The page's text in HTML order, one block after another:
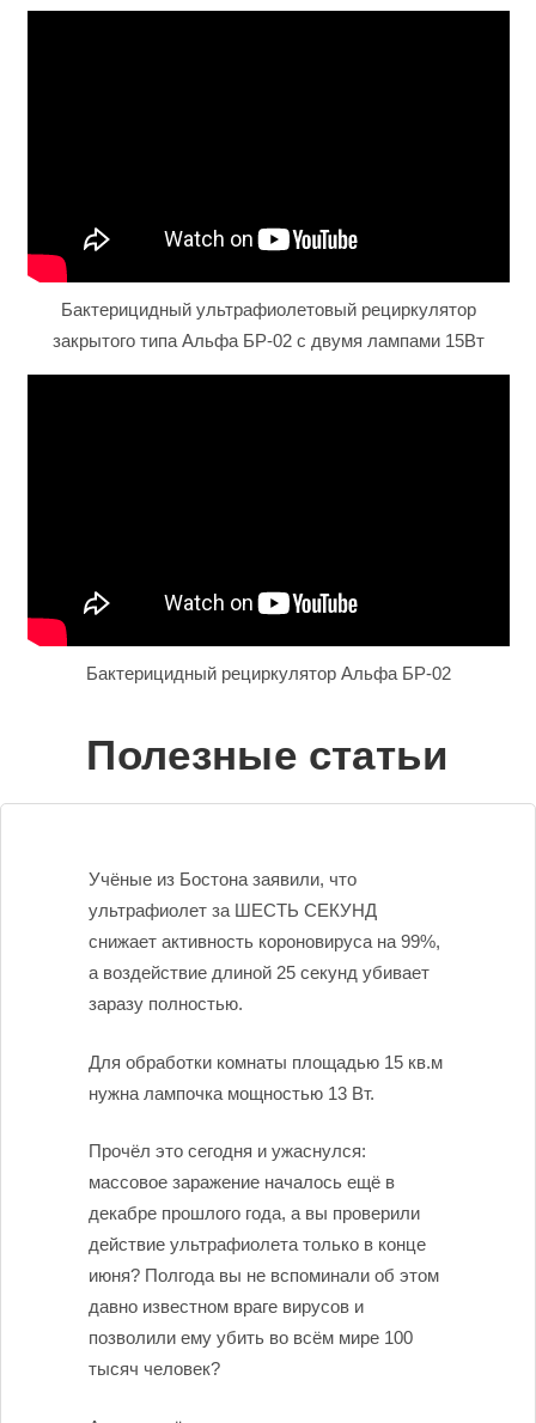
Бактерицидный ультрафиолетовый рециркулятор
закрытого типа Альфа БР-02 с двумя лампами 15Вт
Бактерицидный рециркулятор Альфа БР-02
Полезные статьи
Учёные из Бостона заявили, что
ультрафиолет за ШЕСТЬ СЕКУНД
снижает активность короновируса на 99%,
а воздействие длиной 25 секунд убивает
заразу полностью.
Для обработки комнаты площадью 15 кв.м
нужна лампочка мощностью 13 Вт.
Прочёл это сегодня и ужаснулся:
массовое заражение началось ещё в
декабре прошлого года, а вы проверили
действие ультрафиолета только в конце
июня? Полгода вы не вспоминали об этом
давно известном враге вирусов и
позволили ему убить во всём мире 100
тысяч человек?